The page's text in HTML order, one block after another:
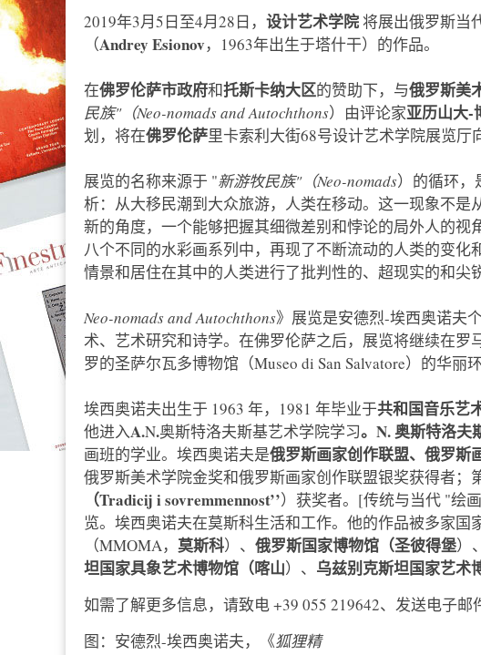
2019年3月5日至4月28日， 设计艺术学院 将展出俄罗斯当
（Andrey Esionov，1963年出生于塔什干）的作品。
在佛罗伦萨市政府和托斯卡纳大区的赞助下，与俄罗斯美
民族"（Neo-nomads and Autochthons）由评论家亚历山大-
划，将在佛罗伦萨里卡索利大街68号设计艺术学院展览厅
展览的名称来源于 "新游牧民族"（Neo-nomads）的循环，
析：从大移民潮到大众旅游，人类在移动。这一现象不
新的角度，一个能够把握其细微差别和悖论的局外人的视
八个不同的水彩画系列中，再现了不断流动的人类的变
情景和居住在其中的人类进行了批判性的、超现实的和尖
Neo-nomads and Autochthons》展览是安德烈-埃西奥诺夫
术、艺术研究和诗学。在佛罗伦萨之后，展览将继续在罗
罗的圣萨尔瓦多博物馆（Museo di San Salvatore）的华丽
埃西奥诺夫出生于 1963 年，1981 年毕业于共和国音乐艺
他进入A.N.奥斯特洛夫斯基艺术学院学习。N. 奥斯特洛夫
画班的学业。埃西奥诺夫是俄罗斯画家创作联盟、俄罗斯
俄罗斯美术学院金奖和俄罗斯画家创作联盟银奖获得者；
（Tradicij i sovremmennost’’）获奖者。[传统与当代 "绘
览。埃西奥诺夫在莫斯科生活和工作。他的作品被多家国
（MMOMA， 莫斯科）、 俄罗斯国家博物馆 （圣彼得堡）、
坦国家具象艺术博物馆 （喀山）、 乌兹别克斯坦国家艺术
如需了解更多信息，请致电 +39 055 219642、发送电子邮
图：安德烈-埃西奥诺夫，《狐狸精